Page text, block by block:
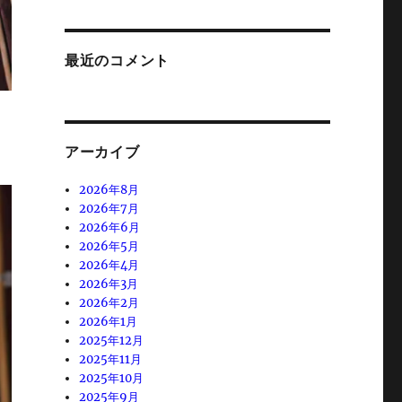
最近のコメント
アーカイブ
2026年8月
2026年7月
2026年6月
2026年5月
2026年4月
2026年3月
2026年2月
2026年1月
2025年12月
2025年11月
2025年10月
2025年9月